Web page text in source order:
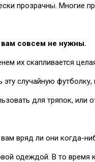
прозрачны.
вам совсем не нужны.
их скапливается
случайную
для тряпок,
вряд ли они когда-
одеждой. В то время